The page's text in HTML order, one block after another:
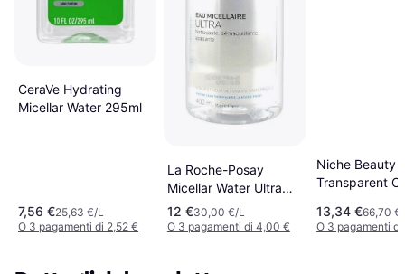
CeraVe Hydrating
Micellar Water 295ml
7,56 €25,63 €/L
O 3 pagamenti di 2,52 €
La Roche-Posay
Micellar Water Ultra
400ml
12 €30,00 €/L
O 3 pagamenti di 4,00 €
Niche Beauty
Transparent
200ml
13,34 €66,70
O 3 pagamenti